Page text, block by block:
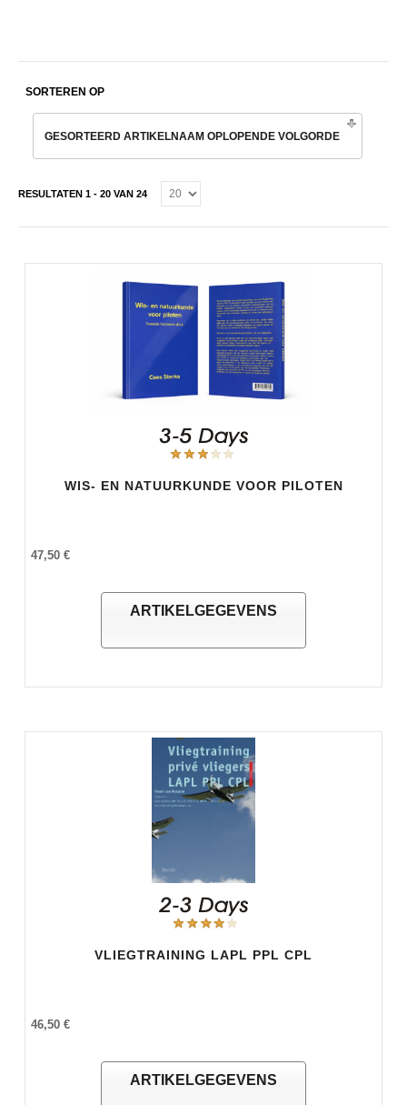
SORTEREN OP
GESORTEERD ARTIKELNAAM OPLOPENDE VOLGORDE
RESULTATEN 1 - 20 VAN 24
WIS- EN NATUURKUNDE VOOR PILOTEN
47,50 €
ARTIKELGEGEVENS
VLIEGTRAINING LAPL PPL CPL
46,50 €
ARTIKELGEGEVENS